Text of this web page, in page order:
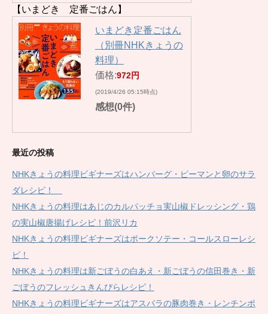
【いまどき 定番ごはん】
いまどき定番ごはん
（別冊NHKきょうの
料理）
価格:972円
(2019/4/26 05:15時点)
感想(0件)
最近の投稿
NHKきょうの料理ビギナーズはハンバーグ・ピーマンと卵のサラ
ダレシピ！
NHKきょうの料理はあじのカルパッチョ実山椒ドレッシング・鶏
の実山椒唐揚げレシピ！前沢リカ
NHKきょうの料理ビギナーズはポークソテー・コールスローレシ
ピ！
NHKきょうの料理は新ごぼうの白あえ・新ごぼうの信田巻き・新
ごぼうのフレッシュきんぴらレシピ！
NHKきょうの料理ビギナーズはアスパラの豚肉巻き・レンチンポ